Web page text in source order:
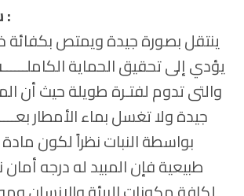
سوبر فيرمكس :
ينتقل بصورة جيدة ويمتص بكفائة
يؤدي إلى تحقيق الحماية
والتى تدوم لفتـرة طويلة حيث أن
جيدة ولا تغسل بماء الأمطار
بواسطة النبات نظراً لكون مادة
طبيعية فإن المبيد له درجه أمان